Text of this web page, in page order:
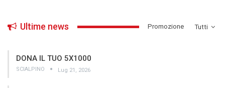
Tutti
Ultime news ­Promozione
DONA IL TUO 5X1000
SCIALPINO Lug 21, 2026